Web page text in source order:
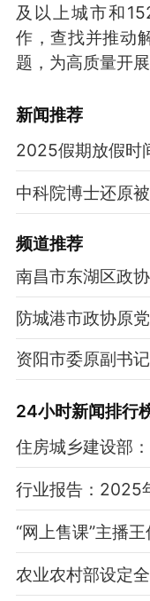
及以上城市和
作，查找并推动
题，为高质量开
新闻推荐
频道推荐
南昌市东湖区政
防城港市政协原
资阳市委原副书
24小时新闻排行
行业报告：2025
“网上售课”主播